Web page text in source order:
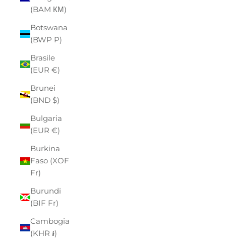
(BAM КМ)
Botswana
(BWP P)
Brasile
(EUR €)
Brunei
(BND $)
Bulgaria
(EUR €)
Burkina
Faso (XOF
Fr)
Burundi
(BIF Fr)
Cambogia
(KHR ៛)